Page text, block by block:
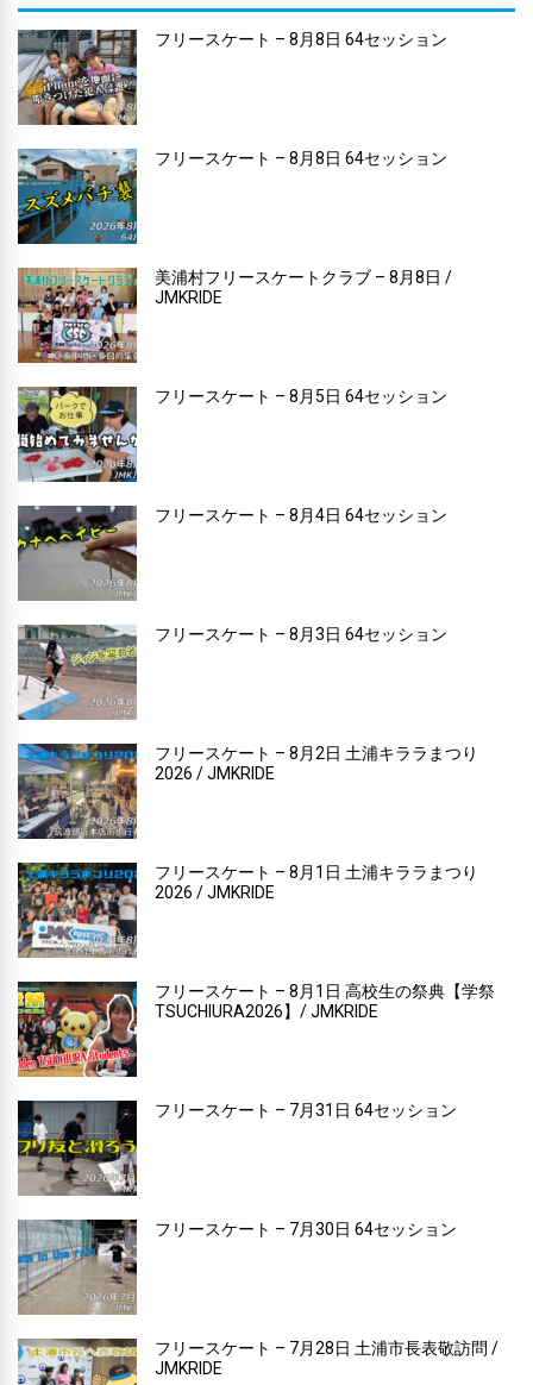
フリースケート – 8月8日 64セッション
フリースケート – 8月8日 64セッション
美浦村フリースケートクラブ – 8月8日 /
JMKRIDE
フリースケート – 8月5日 64セッション
フリースケート – 8月4日 64セッション
フリースケート – 8月3日 64セッション
フリースケート – 8月2日 土浦キララまつり
2026 / JMKRIDE
フリースケート – 8月1日 土浦キララまつり
2026 / JMKRIDE
フリースケート – 8月1日 高校生の祭典【学祭
TSUCHIURA2026】/ JMKRIDE
フリースケート – 7月31日 64セッション
フリースケート – 7月30日 64セッション
フリースケート – 7月28日 土浦市長表敬訪問 /
JMKRIDE